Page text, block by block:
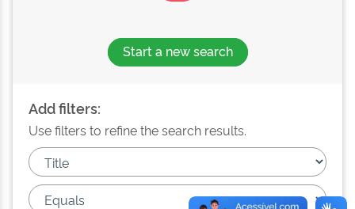
Start a new search
Add filters:
Use filters to refine the search results.